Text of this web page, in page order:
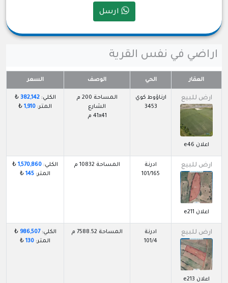
ارسل
اراضي في نفس القرية
العقار الحي الوصف السعر
ارض للبيع
اعلان e46
ارناؤوط كوي
3453
المساحة 200 م
الشارع
41x41 م
الكلي:382,142
₺
المتر: 1,910
₺
ارض للبيع
اعلان e211
ادرنة
101/165
المساحة 10832 م الكلي: 1,570,860
₺
المتر: 145
₺
ارض للبيع
اعلان e213
ادرنة
101/4
المساحة 7588.52 م الكلي:986,507
₺
المتر: 130
₺